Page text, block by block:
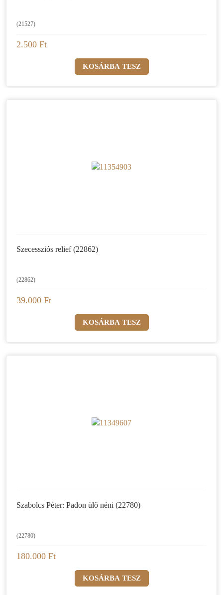
(21527)
2.500 Ft
Szecessziós relief (22862)
(22862)
39.000 Ft
Szabolcs Péter: Padon ülő néni (22780)
(22780)
180.000 Ft